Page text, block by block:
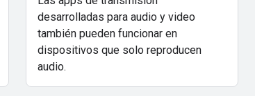
desarrolladas para audio y video
también pueden funcionar en
dispositivos que solo reproducen
audio.